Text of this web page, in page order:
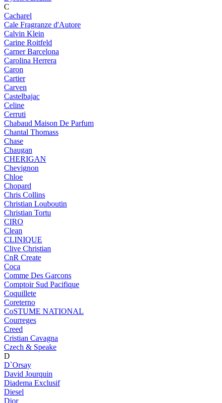
C
Cacharel
Cale Fragranze d'Autore
Calvin Klein
Carine Roitfeld
Carner Barcelona
Carolina Herrera
Caron
Cartier
Carven
Castelbajac
Celine
Cerruti
Chabaud Maison De Parfum
Chantal Thomass
Chase
Chaugan
CHERIGAN
Chevignon
Chloe
Chopard
Chris Collins
Christian Louboutin
Christian Tortu
CIRO
Clean
CLINIQUE
Clive Christian
CnR Create
Coca
Comme Des Garcons
Comptoir Sud Pacifique
Coquillete
Coreterno
CoSTUME NATIONAL
Courreges
Creed
Cristian Cavagna
Czech & Speake
D
D`Orsay
David Jourquin
Diadema Exclusif
Diesel
Dior